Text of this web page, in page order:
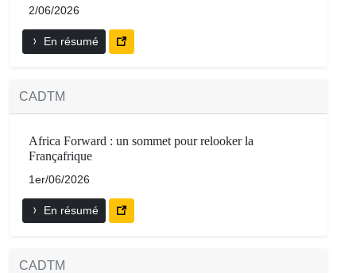
2/06/2026
En résumé
CADTM
Africa Forward : un sommet pour relooker la
Françafrique
1er/06/2026
En résumé
CADTM